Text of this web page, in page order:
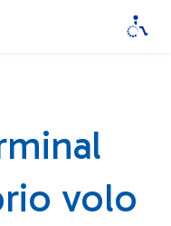
volo